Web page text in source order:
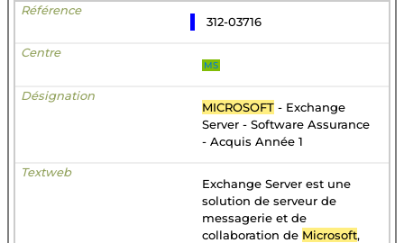
312-03716
MS
MICROSOFT - Exchange
Server - Software Assurance
- Acquis Année 1
Exchange Server est une
solution de serveur de
messagerie et de
collaboration de Microsoft,